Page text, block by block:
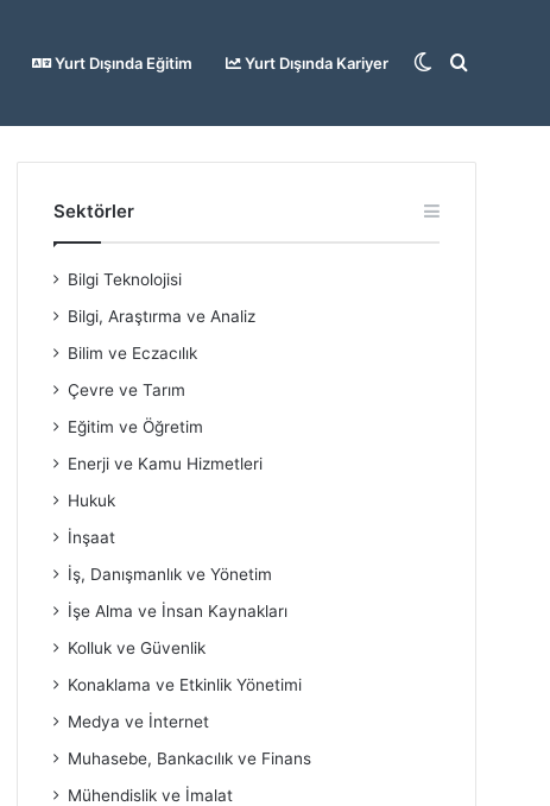
Yurt Dışında Eğitim Yurt Dışında Kariyer Arama
Dış
Sektörler
Bilgi Teknolojisi
Bilgi, Araştırma ve Analiz
Bilim ve Eczacılık
Çevre ve Tarım
Eğitim ve Öğretim
Enerji ve Kamu Hizmetleri
Hukuk
İnşaat
İş, Danışmanlık ve Yönetim
İşe Alma ve İnsan Kaynakları
Kolluk ve Güvenlik
Konaklama ve Etkinlik Yönetimi
Medya ve İnternet
Muhasebe, Bankacılık ve Finans
Mühendislik ve İmalat